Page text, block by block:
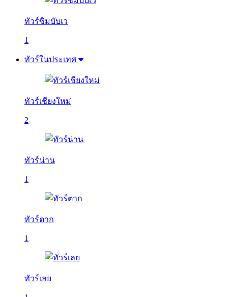
ทัวร์ซิมบับเว
1
ทัวร์ในประเทศ
ทัวร์เชียงใหม่
2
ทัวร์น่าน
1
ทัวร์ตาก
1
ทัวร์เลย